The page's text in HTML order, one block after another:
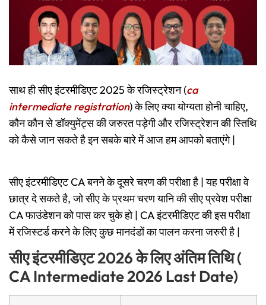
साथ ही सीए इंटरमीडिएट 2025 के रजिस्ट्रेशन (ca
intermediate registration) के लिए क्या योग्यता होनी चाहिए,
कौन कौन से डॉक्युमेंट्स की जरुरत पड़ेगी और रजिस्ट्रेशन की स्तिथि
को कैसे जान सकते है इन सबके बारे में आज हम आपको बताएंगे |
सीए इंटरमीडिएट CA बनने के दूसरे चरण की परीक्षा है | यह परीक्षा वे
छात्र दे सकते है, जो सीए के प्रथम चरण यानि की सीए प्रवेश परीक्षा
CA फाउंडेशन को पास कर चुके हो | CA इंटरमीडिएट की इस परीक्षा
में रजिस्टर्ड करने के लिए कुछ मानदंडों का पालन करना जरुरी है |
सीए इंटरमीडिएट 2026 के लिए अंतिम तिथि (
CA Intermediate 2026 Last Date)